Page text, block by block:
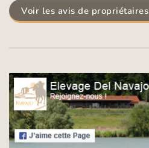
Voir les avis de propriétaires